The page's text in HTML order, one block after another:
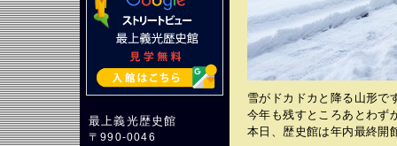
最上義光歴史館
〒990-0046
雪がドカドカと降る山形で
今年も残すところあとわず
本日、歴史館は年内最終開